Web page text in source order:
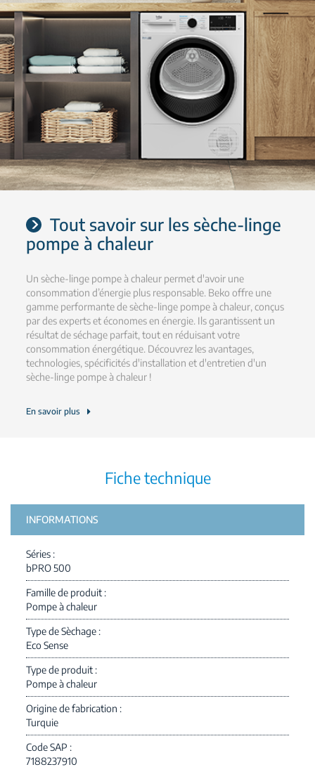
Tout savoir sur les sèche-linge
pompe à chaleur
Un sèche-linge pompe à chaleur permet d'avoir une
consommation d’énergie plus responsable. Beko offre une
gamme performante de sèche-linge pompe à chaleur, conçus
par des experts et économes en énergie. Ils garantissent un
résultat de séchage parfait, tout en réduisant votre
consommation énergétique. Découvrez les avantages,
technologies, spécificités d'installation et d'entretien d'un
sèche-linge pompe à chaleur !
En savoir plus
Fiche technique
INFORMATIONS
Séries
bPRO 500
Famille de produit
Pompe à chaleur
Type de Sèchage
Eco Sense
Type de produit
Pompe à chaleur
Origine de fabrication
Turquie
Code SAP
7188237910